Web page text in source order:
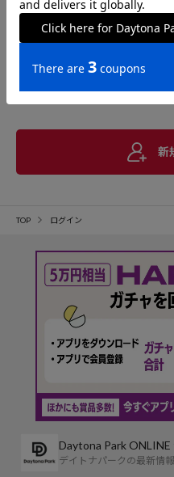
新
TOP ログイン
Daytona Park ONLINE
デイトナパークの最新情